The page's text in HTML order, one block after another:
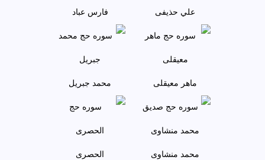
علي حذيفی فارس عباد
ماهر معيقلی محمد جبريل
محمد منشاوی الحصری